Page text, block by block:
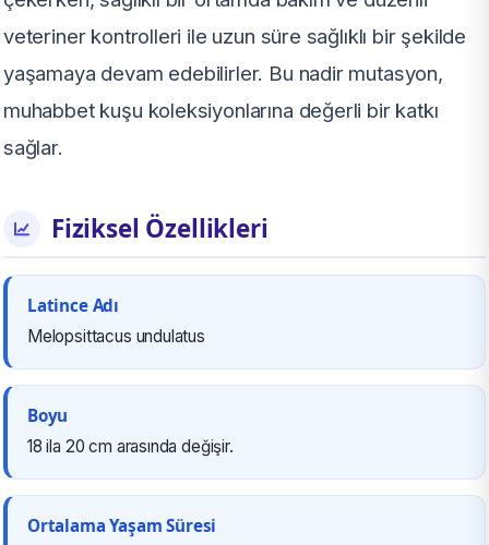
veteriner kontrolleri ile uzun süre sağlıklı bir şekilde
yaşamaya devam edebilirler. Bu nadir mutasyon,
muhabbet kuşu koleksiyonlarına değerli bir katkı
sağlar.
Fiziksel Özellikleri
Latince Adı
Melopsittacus undulatus
Boyu
18 ila 20 cm arasında değişir.
Ortalama Yaşam Süresi